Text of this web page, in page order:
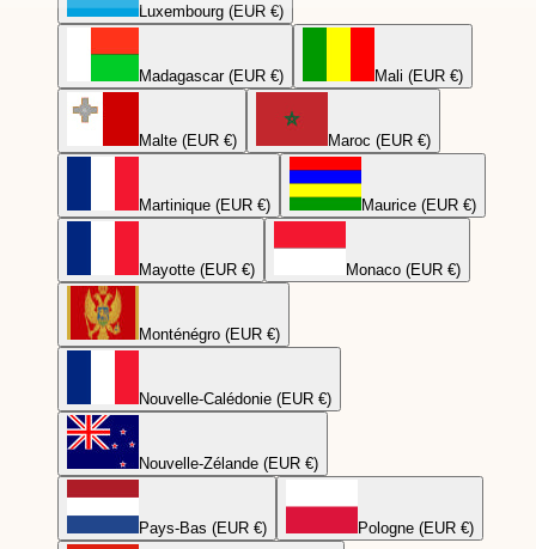
Luxembourg (EUR €)
Madagascar (EUR €) Mali (EUR €)
Malte (EUR €) Maroc (EUR €)
Martinique (EUR €) Maurice (EUR €)
Mayotte (EUR €) Monaco (EUR €)
Monténégro (EUR €)
Nouvelle-Calédonie (EUR €)
Nouvelle-Zélande (EUR €)
Pays-Bas (EUR €) Pologne (EUR €)